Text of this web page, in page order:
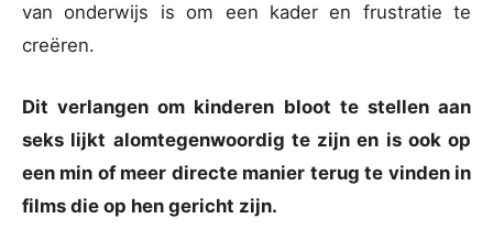
van onderwijs is om een kader en frustratie te
creëren.
Dit verlangen om kinderen bloot te stellen aan
seks lijkt alomtegenwoordig te zijn en is ook op
een min of meer directe manier terug te vinden in
films die op hen gericht zijn.